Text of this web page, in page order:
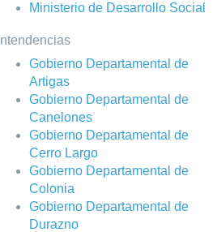
Ministerio de Desarrollo Social
Intendencias
Gobierno Departamental de
Artigas
Gobierno Departamental de
Canelones
Gobierno Departamental de
Cerro Largo
Gobierno Departamental de
Colonia
Gobierno Departamental de
Durazno